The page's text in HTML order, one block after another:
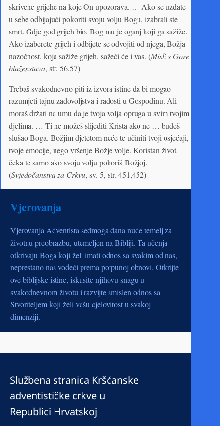
skrivene grijehe na koje On upozorava. … Ako se uzdate
u sebe odbijajući pokoriti svoju volju Bogu, izabrali ste
smrt. Gdje god grijeh bio, Bog mu je oganj koji ga sažiže.
Ako izaberete grijeh i odbijete se odvojiti od njega, Božja
nazočnost, koja sažiže grijeh, sažeći će i vas. (Misli s Gore
blaženstava, str. 56,57)
Trebaš svakodnevno piti iz izvora istine da bi mogao
razumjeti tajnu zadovoljstva i radosti u Gospodinu. Ali
moraš držati na umu da je tvoja volja opruga u svim tvojim
djelima. … Ti ne možeš slijediti Krista ako ne … budeš
slušao Boga. Božjim djetetom neće te učiniti tvoji osjećaji,
tvoje emocije, nego vršenje Božje volje. Koristan život
čeka te samo ako svoju volju pokoriš Božjoj.
(Svjedočanstva za Crkvu, sv. 5, str. 451,452)
Vjerovanja
Vjerovanja Adventista sedmoga dana nude temelj za
životnu preobrazbu, utemeljen na Bibliji. Ta učenja
otkrivaju Boga koji želi imati odnos sa svakim od nas,
neprestano nas vodeći prema potpunoj obnovi. Otkrijte
ove biblijske istine, iskusite njihovu snagu u
svakodnevnom životu i razvijte smislen odnos sa
Stvoriteljem koji želi vašu cjelovitost u svakoj
dimenziji.
Službena stranica Kršćanske
adventističke crkve u
Republici Hrvatskoj